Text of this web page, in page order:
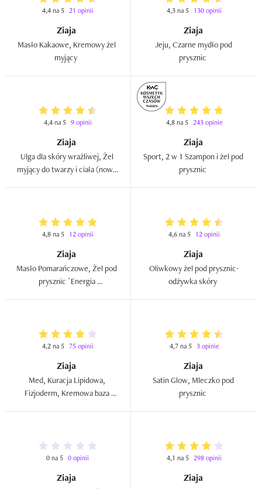
4,4 na 5 21 opinii
Ziaja
Masło Kakaowe, Kremowy żel
4,3 na 5 130 opinii
Ziaja
Jeju, Czarne mydło pod
4,4 na 5 9 opinii
Ziaja
Ulga dla skóry wrażliwej, Żel
myjący do twarzy i ciała (nowa
4,8 na 5 243 opinie
Ziaja
Sport, 2 w 1 Szampon i żel pod
4,8 na 5 12 opinii
Ziaja
Masło Pomarańczowe, Żel pod
prysznic `Energia
4,6 na 5 12 opinii
Ziaja
Oliwkowy żel pod prysznic-
4,2 na 5 75 opinii
Ziaja
Med, Kuracja Lipidowa,
Fizjoderm, Kremowa baza
4,7 na 5 3 opinie
Ziaja
Satin Glow, Mleczko pod
0 na 5 0 opinii
Ziaja
4,1 na 5 298 opinii
Ziaja